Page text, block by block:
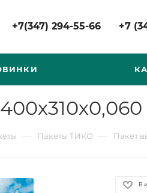
+7(347) 294-55-66 +7
— Пакеты ТИКО — Пакет
В